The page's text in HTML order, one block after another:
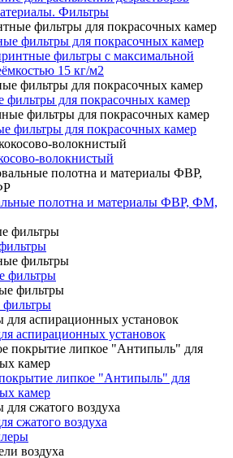
Фильтры
фильтры для покрасочных камер
фильтры с максимальной
15 кг/м2
фильтры для покрасочных камер
фильтры для покрасочных камер
волокнистый
полотна и материалы ФВР, ФМ,
фильтры
фильтры
аспирационных установок
липкое "Антипыль" для
камер
сжатого воздуха